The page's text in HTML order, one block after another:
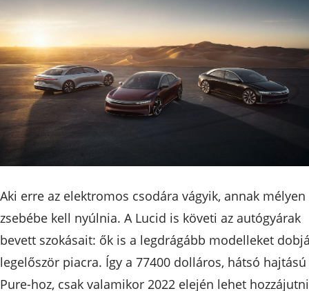
Aki erre az elektromos csodára vágyik, annak mélyen
zsebébe kell nyúlnia. A Lucid is követi az autógyárak
bevett szokásait: ők is a legdrágább modelleket
legelőször piacra. Így a 77400 dolláros, hátsó hajtású
Pure-hoz, csak valamikor 2022 elején lehet